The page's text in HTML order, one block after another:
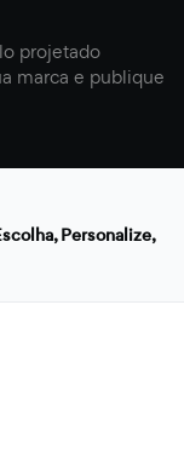
projetado
marca e publique
Personalize,